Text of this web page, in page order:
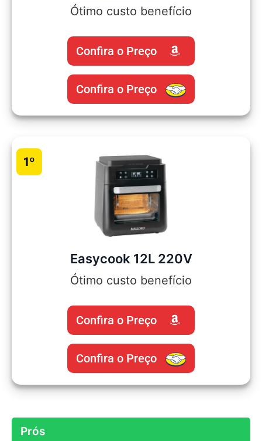
Ótimo custo benefício
Confira o Preço
Confira o Preço
1º
Easycook 12L 220V
Ótimo custo benefício
Confira o Preço
Confira o Preço
Prós